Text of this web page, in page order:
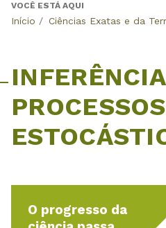
Back
VOCÊ ESTÁ AQUI
Início / Ciências Exatas e da
PROCESSOS
O progresso da